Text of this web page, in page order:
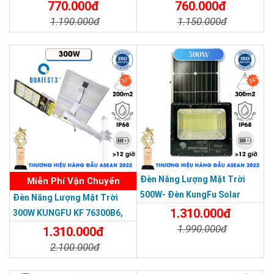
Nhôm Đúc770.000đ
1.190.000đ
760.000đ
1.150.000đ
37%
Miễn Phí Vận Chuyển
Đèn Năng Lượng Mặt Trời
300W KUNGFU KF 76300B6,
IP68, Bảng Giá 2026
1.310.000đ
2.100.000đ
34%
Đèn Năng Lượng Mặt Trời
500W- Đèn KungFu Solar
Năng Lượng Mặt Trời 500W,IP
67 Loại Lớn
1.310.000đ
1.990.000đ